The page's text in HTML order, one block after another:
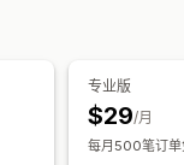
折扣叠加
专业版
$29/月
每月500笔订单